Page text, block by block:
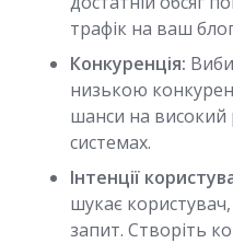
трафік на ваш
Конкуренція:
низькою
шанси на
системах.
Інтенції
шукає
запит. Створіть